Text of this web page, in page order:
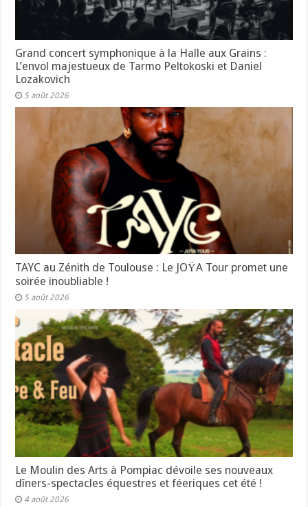
Grand concert symphonique à la Halle aux Grains :
L’envol majestueux de Tarmo Peltokoski et Daniel
Lozakovich
5 août 2026
TAYC au Zénith de Toulouse : Le JOŸA Tour promet une
soirée inoubliable !
5 août 2026
Le Moulin des Arts à Pompiac dévoile ses nouveaux
dîners-spectacles équestres et féeriques cet été !
4 août 2026